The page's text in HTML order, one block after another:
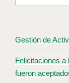
Gestión de
Felicitaciones
fueron